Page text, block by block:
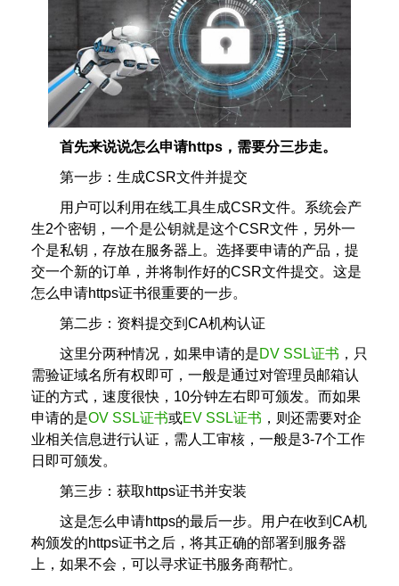
首先来说说怎么申请https，需要分三步走。
第一步：生成CSR文件并提交
用户可以利用在线工具生成CSR文件。系统会产
生2个密钥，一个是公钥就是这个CSR文件，另外一
个是私钥，存放在服务器上。选择要申请的产品，提
交一个新的订单，并将制作好的CSR文件提交。这是
怎么申请https证书很重要的一步。
第二步：资料提交到CA机构认证
这里分两种情况，如果申请的是DV SSL证书 ，只
需验证域名所有权即可，一般是通过对管理员邮箱认
证的方式，速度很快，10分钟左右即可颁发。而如果
申请的是OV SSL证书或EV SSL证书 ，则还需要对企
业相关信息进行认证，需人工审核，一般是3-7个工作
日即可颁发。
第三步：获取https证书并安装
这是怎么申请https的最后一步。用户在收到CA机
构颁发的https证书之后，将其正确的部署到服务器
上，如果不会，可以寻求证书服务商帮忙。